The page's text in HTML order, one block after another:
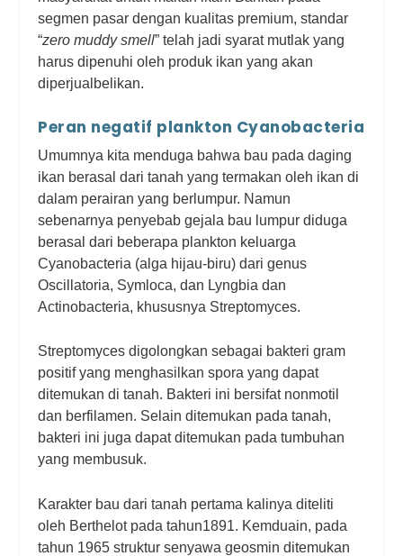
segmen pasar dengan kualitas premium, standar
“zero muddy smell” telah jadi syarat mutlak yang
harus dipenuhi oleh produk ikan yang akan
diperjualbelikan.
Peran negatif plankton Cyanobacteria
Umumnya kita menduga bahwa bau pada daging
ikan berasal dari tanah yang termakan oleh ikan di
dalam perairan yang berlumpur. Namun
sebenarnya penyebab gejala bau lumpur diduga
berasal dari beberapa plankton keluarga
Cyanobacteria (alga hijau-biru) dari genus
Oscillatoria, Symloca, dan Lyngbia dan
Actinobacteria, khususnya Streptomyces.
Streptomyces digolongkan sebagai bakteri gram
positif yang menghasilkan spora yang dapat
ditemukan di tanah. Bakteri ini bersifat nonmotil
dan berfilamen. Selain ditemukan pada tanah,
bakteri ini juga dapat ditemukan pada tumbuhan
yang membusuk.
Karakter bau dari tanah pertama kalinya diteliti
oleh Berthelot pada tahun1891. Kemduain, pada
tahun 1965 struktur senyawa geosmin ditemukan